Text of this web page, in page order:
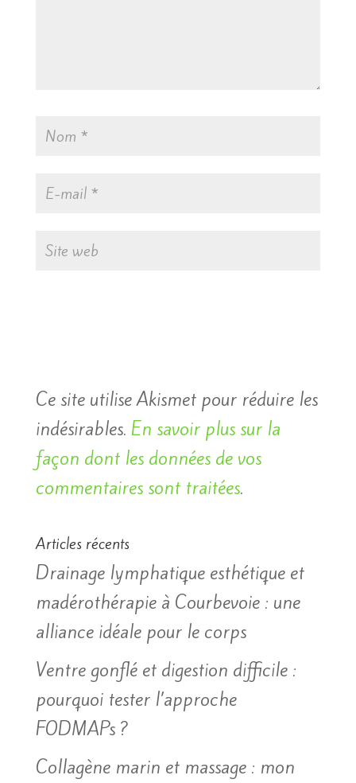
Ce site utilise Akismet pour réduire les
indésirables. En savoir plus sur la
façon dont les données de vos
commentaires sont traitées.
Articles récents
Drainage lymphatique esthétique et
madérothérapie à Courbevoie : une
alliance idéale pour le corps
Ventre gonflé et digestion difficile :
pourquoi tester l’approche
FODMAPs ?
Collagène marin et massage : mon